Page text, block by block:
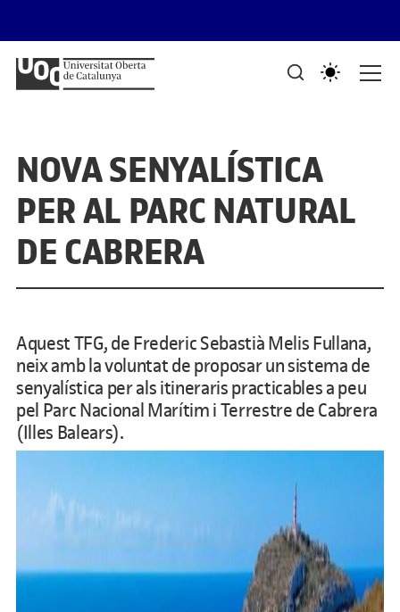
PORTAFOLIS DEL GRAU DE DISSENY I CREACIÓ DIGITALS
Mostra de treballs d'estudiants
NOVA SENYALÍSTICA
PER AL PARC NATURAL
DE CABRERA
Aquest TFG, de Frederic Sebastià Melis Fullana,
neix amb la voluntat de proposar un sistema de
senyalística per als itineraris practicables a peu
pel Parc Nacional Marítim i Terrestre de Cabrera
(Illes Balears).